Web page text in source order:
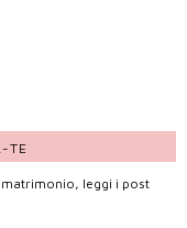
TE
leggi i post